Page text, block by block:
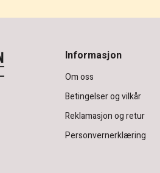
Informasjon
Om oss
Betingelser og vilkår
Reklamasjon og retur
Personvernerklæring